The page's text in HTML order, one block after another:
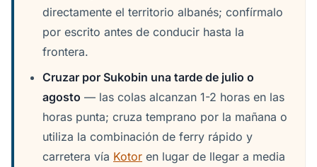
directamente el territorio albanés; confírmalo
por escrito antes de conducir hasta la
frontera.
Cruzar por Sukobin una tarde de julio o
agosto — las colas alcanzan 1-2 horas en las
horas punta; cruza temprano por la mañana o
utiliza la combinación de ferry rápido y
carretera vía Kotor en lugar de llegar a media